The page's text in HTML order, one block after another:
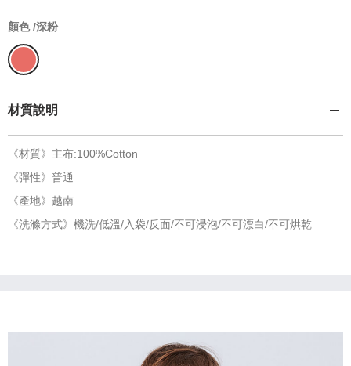
顏色 /深粉
材質說明
《材質》主布:100%Cotton
《彈性》普通
《產地》越南
《洗滌方式》機洗/低溫/入袋/反面/不可浸泡/不可漂白/不可烘乾